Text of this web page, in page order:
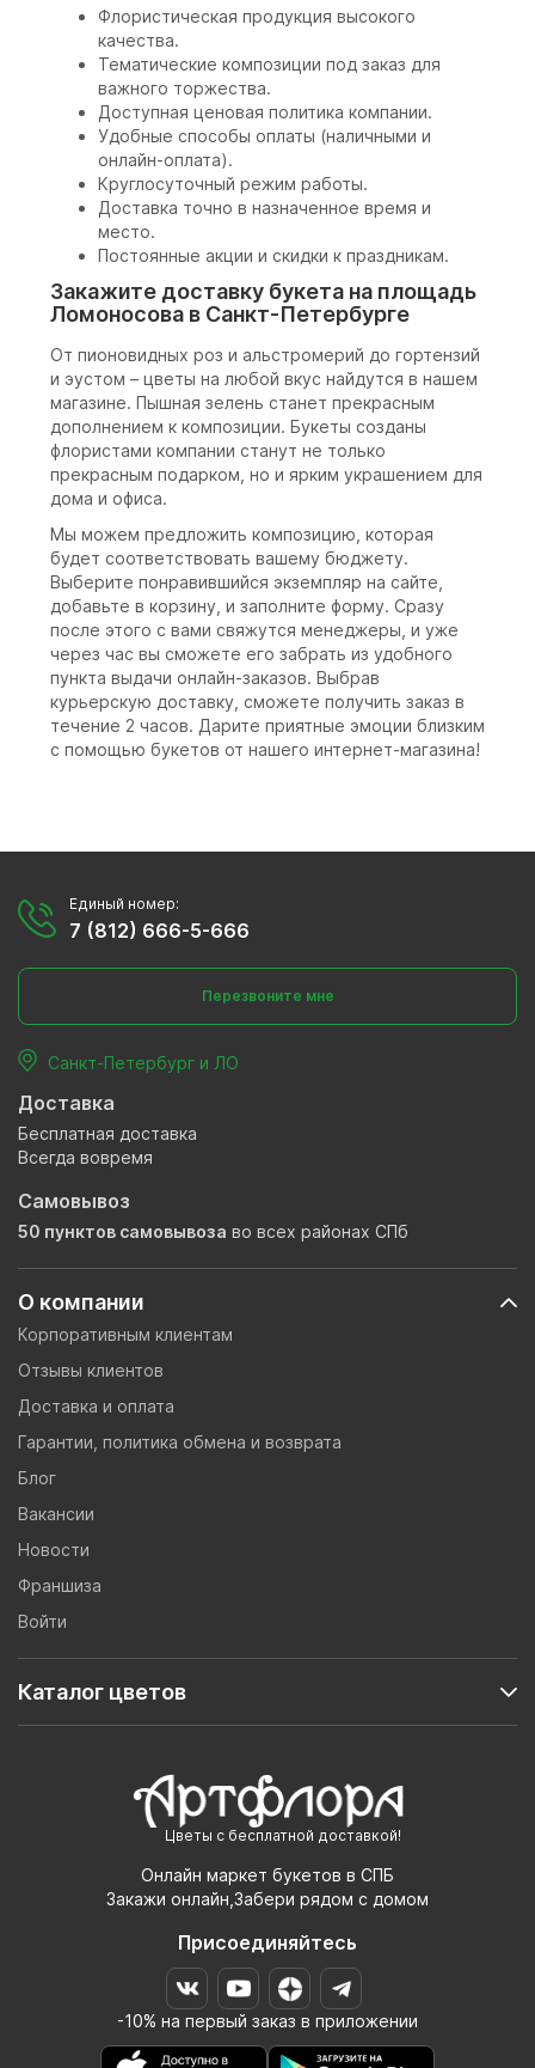
Флористическая продукция высокого
качества.
Тематические композиции под заказ для
важного торжества.
Доступная ценовая политика компании.
Удобные способы оплаты (наличными и
онлайн-оплата).
Круглосуточный режим работы.
Доставка точно в назначенное время и
место.
Постоянные акции и скидки к праздникам.
Закажите доставку букета на площадь
Ломоносова в Санкт-Петербурге
От пионовидных роз и альстромерий до гортензий
и эустом – цветы на любой вкус найдутся в нашем
магазине. Пышная зелень станет прекрасным
дополнением к композиции. Букеты созданы
флористами компании станут не только
прекрасным подарком, но и ярким украшением для
дома и офиса.
Мы можем предложить композицию, которая
будет соответствовать вашему бюджету.
Выберите понравившийся экземпляр на сайте,
добавьте в корзину, и заполните форму. Сразу
после этого с вами свяжутся менеджеры, и уже
через час вы сможете его забрать из удобного
пункта выдачи онлайн-заказов. Выбрав
курьерскую доставку, сможете получить заказ в
течение 2 часов. Дарите приятные эмоции близким
с помощью букетов от нашего интернет-магазина!
Цветы с бесплатной доставкой!
Онлайн маркет букетов в СПБ
Закажи онлайн,Забери рядом с домом
Присоединяйтесь
-10% на первый заказ в приложении
О компании
Корпоративным клиентам
Отзывы клиентов
Доставка и оплата
Гарантии, политика обмена и возврата
Блог
Вакансии
Новости
Франшиза
Войти
Каталог цветов
Единый номер:
7 (812) 666-5-666
Перезвоните мне
Санкт-Петербург и ЛО
Доставка
Бесплатная доставка
Всегда вовремя
Самовывоз
50 пунктов самовывоза во всех районах СПб